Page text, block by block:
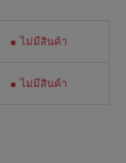
ไม่มีสินค้า
ไม่มีสินค้า